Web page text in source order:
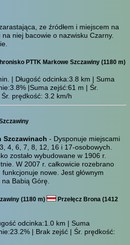
ze źródłem i miejscem na
niej bacowie o nazwisku Czarny.
PTTK Markowe Szczawiny (1180 m)
| Długość odcinka:3.8 km | Suma
|Suma zejść:61 m | Śr.
prędkość: 3.2 km/h
Szczawinach - Dysponuje miejscami
4, 6, 7, 8, 12, 16 i 17-osobowych.
zostało wybudowane w 1906 r.
W 2007 r. całkowicie rozebrano
nowe. Jest głównym
Babią Górę.
(1180 m)
Przełęcz Brona (1412
odcinka:1.0 km | Suma
| Brak zejść | Śr. prędkość: